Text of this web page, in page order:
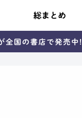
総まとめ
全国の書店で発売中!